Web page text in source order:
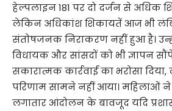
हेल्पलाइन 181 पर दो दर्जन से अधिक
लेकिन अधिकांश शिकायतें आज भी
संतोषजनक निराकरण नहीं हुआ है।
विधायक और सांसदों को भी ज्ञापन
सकारात्मक कार्रवाई का भरोसा
परिणाम सामने नहीं आया। महिलाओं
लगातार आंदोलन के बावजूद यदि